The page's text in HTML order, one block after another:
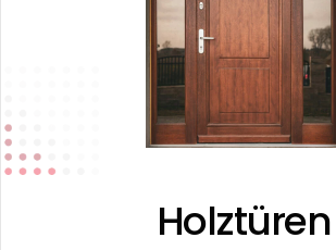
Holztüren